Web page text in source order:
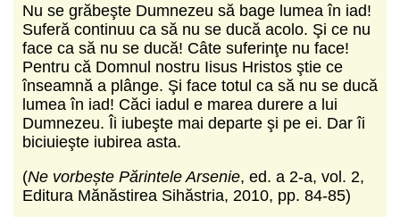
Nu se grăbeşte Dumnezeu să bage lumea în iad!
Suferă continuu ca să nu se ducă acolo. Şi ce nu
face ca să nu se ducă! Câte suferinţe nu face!
Pentru că Domnul nostru Iisus Hristos ştie ce
înseamnă a plânge. Şi face totul ca să nu se ducă
lumea în iad! Căci iadul e marea durere a lui
Dumnezeu. Îi iubeşte mai departe şi pe ei. Dar îi
biciuieşte iubirea asta.
(Ne vorbește Părintele Arsenie, ed. a 2-a, vol. 2,
Editura Mănăstirea Sihăstria, 2010, pp. 84-85)